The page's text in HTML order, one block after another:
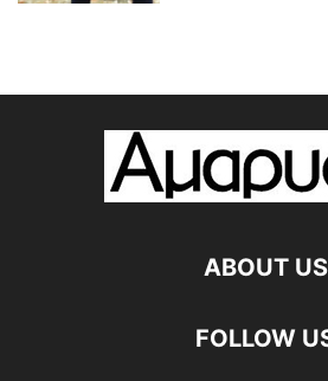
ABOUT US
FOLLOW